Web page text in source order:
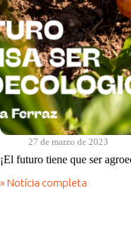
27 de marzo de 2023
¡El futuro tiene que ser
» Notícia completa
¡El